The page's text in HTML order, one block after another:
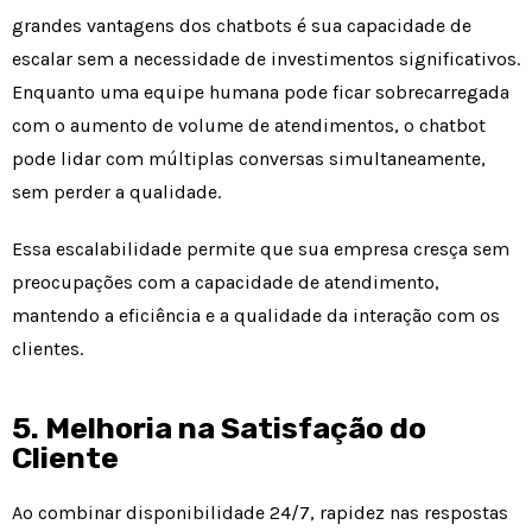
grandes vantagens dos chatbots é sua capacidade de
escalar sem a necessidade de investimentos significativos.
Enquanto uma equipe humana pode ficar sobrecarregada
com o aumento de volume de atendimentos, o chatbot
pode lidar com múltiplas conversas simultaneamente,
sem perder a qualidade.
Essa escalabilidade permite que sua empresa cresça sem
preocupações com a capacidade de atendimento,
mantendo a eficiência e a qualidade da interação com os
clientes.
5. Melhoria na Satisfação do
Cliente
Ao combinar disponibilidade 24/7, rapidez nas respostas